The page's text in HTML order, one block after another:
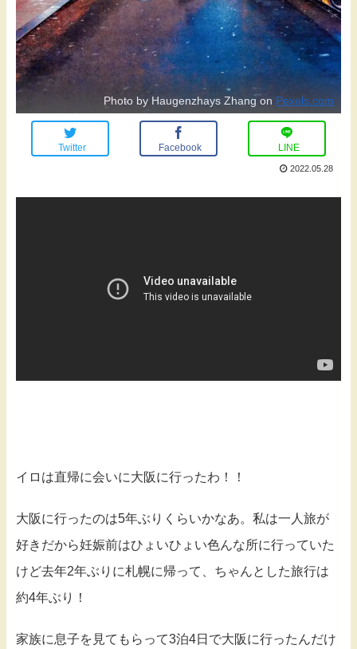
Photo by Haugenzhays Zhang on Pexels.com
Twitter Facebook LINE
2022.05.28
イロは直帰に会いに大阪に行ったわ！！
大阪に行ったのは5年ぶりくらいかなあ。私は一人旅が
好きだから妊娠前はひょいひょい色んな所に行っていた
けど去年2年ぶりに札幌に帰って、ちゃんとした旅行は
約4年ぶり！
家族に息子を見てもらって3泊4日で大阪に行ったんだけ